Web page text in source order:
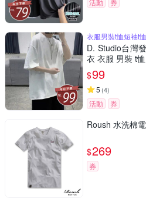
活動 券
衣服男裝t恤短袖t
D. Studio台灣
衣 衣服 男裝 t
$99
5 (4)
活動 券
Roush 水洗棉
$269
券